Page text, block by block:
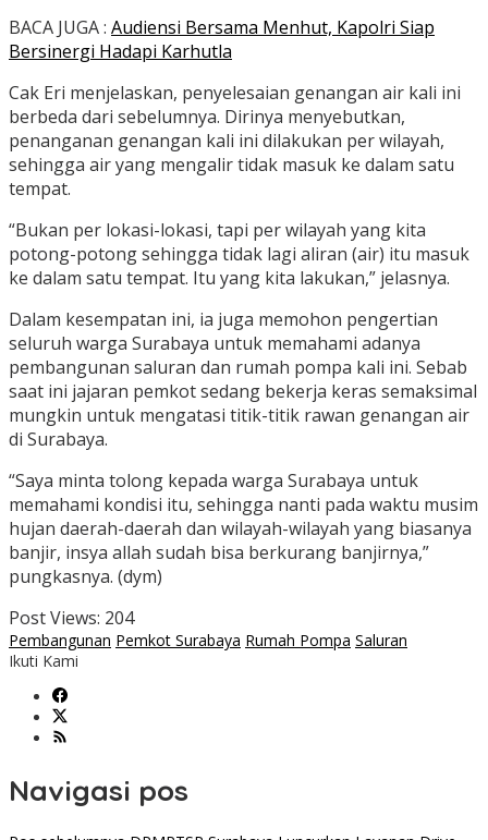
BACA JUGA : Audiensi Bersama Menhut, Kapolri Siap
Bersinergi Hadapi Karhutla
Cak Eri menjelaskan, penyelesaian genangan air kali ini
berbeda dari sebelumnya. Dirinya menyebutkan,
penanganan genangan kali ini dilakukan per wilayah,
sehingga air yang mengalir tidak masuk ke dalam satu
tempat.
“Bukan per lokasi-lokasi, tapi per wilayah yang kita
potong-potong sehingga tidak lagi aliran (air) itu masuk
ke dalam satu tempat. Itu yang kita lakukan,” jelasnya.
Dalam kesempatan ini, ia juga memohon pengertian
seluruh warga Surabaya untuk memahami adanya
pembangunan saluran dan rumah pompa kali ini. Sebab
saat ini jajaran pemkot sedang bekerja keras semaksimal
mungkin untuk mengatasi titik-titik rawan genangan air
di Surabaya.
“Saya minta tolong kepada warga Surabaya untuk
memahami kondisi itu, sehingga nanti pada waktu musim
hujan daerah-daerah dan wilayah-wilayah yang biasanya
banjir, insya allah sudah bisa berkurang banjirnya,”
pungkasnya. (dym)
Post Views: 204
Pembangunan Pemkot Surabaya Rumah Pompa Saluran
Ikuti Kami
Navigasi pos